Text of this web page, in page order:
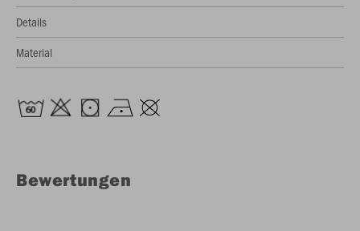
Details
Material
Bewertungen